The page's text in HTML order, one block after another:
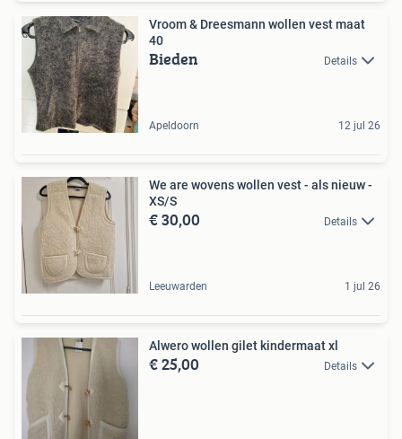
Vroom & Dreesmann wollen vest maat
40
Bieden Details
Apeldoorn 12 jul 26
We are wovens wollen vest - als nieuw -
XS/S
€ 30,00 Details
Leeuwarden 1 jul 26
Alwero wollen gilet kindermaat xl
€ 25,00 Details